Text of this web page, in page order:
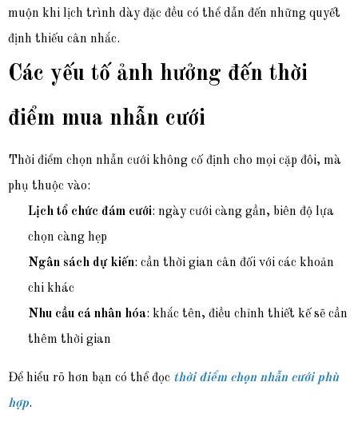
muộn khi lịch trình dày đặc đều có thể dẫn đến những quyết
định thiếu cân nhắc.
Các yếu tố ảnh hưởng đến thời
điểm mua nhẫn cưới
Thời điểm chọn nhẫn cưới không cố định cho mọi cặp đôi, mà
phụ thuộc vào:
Lịch tổ chức đám cưới: ngày cưới càng gần, biên độ lựa
chọn càng hẹp
Ngân sách dự kiến: cần thời gian cân đối với các khoản
chi khác
Nhu cầu cá nhân hóa: khắc tên, điều chỉnh thiết kế sẽ cần
thêm thời gian
Để hiểu rõ hơn bạn có thể đọc thời điểm chọn nhẫn cưới phù
hợp.